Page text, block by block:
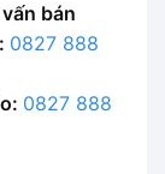
bán
0827 888
0827 888